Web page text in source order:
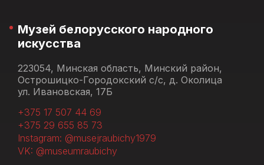
Музей белорусского народного
искусства
223054, Минская область, Минский район,
Острошицко-Городокский с/с, д. Околица
ул. Ивановская, 17Б
+375 17 507 44 69
+375 29 655 85 73
Instagram: @musejraubichy1979
VK: @museumraubichy